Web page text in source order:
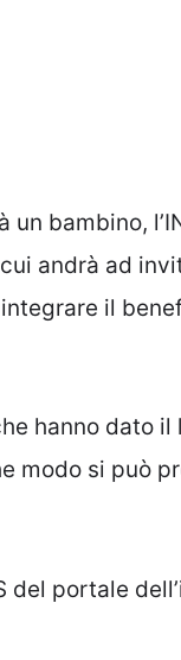
bambino,
andrà ad
il
hanno dato il
modo si può
del portale